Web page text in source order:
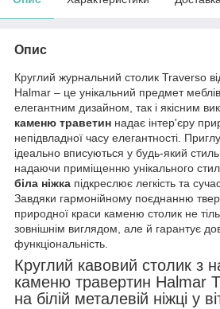
Опис
Круглий журнальний столик Traverso
Halmar – це унікальний предмет
елегантним дизайном, так і якісним
каменю траветин надає інтер'єру
непідвладної часу елегантності.
ідеально вписуються у будь-який
надаючи приміщенню унікального
біла ніжка підкреслює легкість та
Завдяки гармонійному поєднанню
природної краси каменю столик не
зовнішнім виглядом, але й гарантує
функціональність.
Круглий кавовий столик з
каменю травертин Halmar
на білій металевій ніжці у